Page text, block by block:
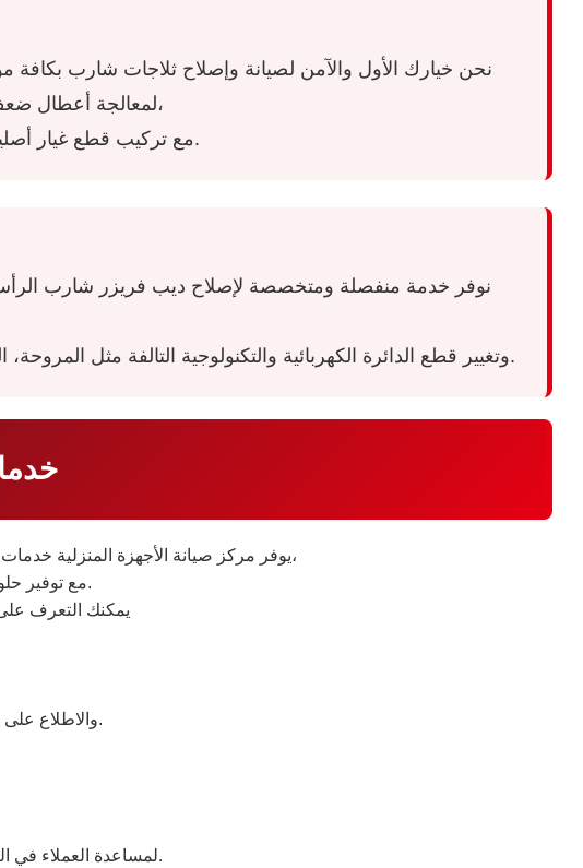
نحن خيارك الأول والآمن لصيانة وإصلاح ثلاجات شارب بكافة
لمعالجة أعطال ضعف التبريد، تسريب غاز الفريون، وتلف الموتور أو كارتة الإنفيرتر،
مع تركيب قطع غيار أصلية 100% ومنحك شهادة ضمان معتمدة تحمي جهازك وتضمن كفاءته.
نوفر خدمة منفصلة ومتخصصة لإصلاح ديب فريزر شارب
وتغيير قطع الدائرة الكهربائية والتكنولوجية التالفة مثل المروحة، الحساسات (السينسور)، والسخانات فوراً داخل منزلك، مما يضمن لك أعلى كفاءة تشغيلية بأقل تكلفة ممكنة.
يوفر مركز صيانة الأجهزة المنزلية خدمات متكاملة لصيانة وإصلاح مختلف الأعطال المنزلية باستخدام أحدث أجهزة الفحص والصيانة،
مع توفير حلول سريعة وفعالة لجميع أنواع الأجهزة المنزلية داخل المنازل.
يمكنك التعرف
والاطلاع على خدمات الصيانة والدعم الفني المتاحة في مختلف المحافظات.
لمساعدة العملاء في التعرف على أسباب الأعطال الشائعة وطرق التعامل معها بشكل صحيح.